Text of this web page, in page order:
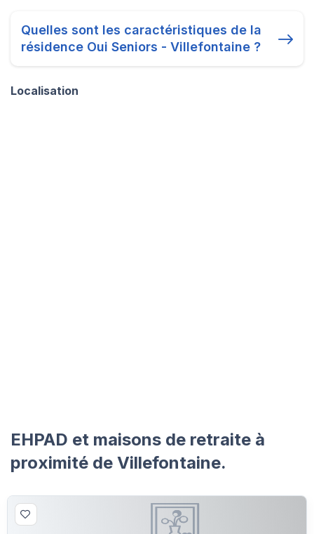
Quelles sont les caractéristiques de la
résidence Oui Seniors - Villefontaine ?
Localisation
EHPAD et maisons de retraite à
proximité de Villefontaine.